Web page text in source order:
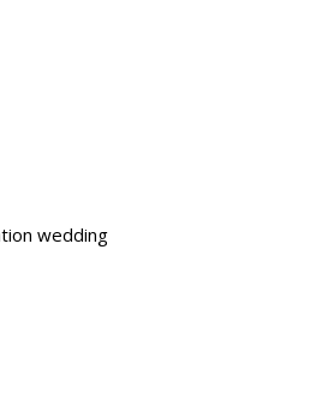
wedding